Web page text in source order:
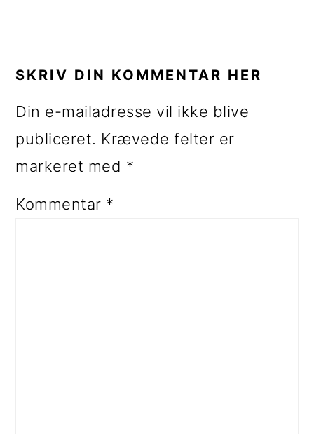
SKRIV DIN KOMMENTAR HER
Din e-mailadresse vil ikke blive
publiceret. Krævede felter er
markeret med *
Kommentar *